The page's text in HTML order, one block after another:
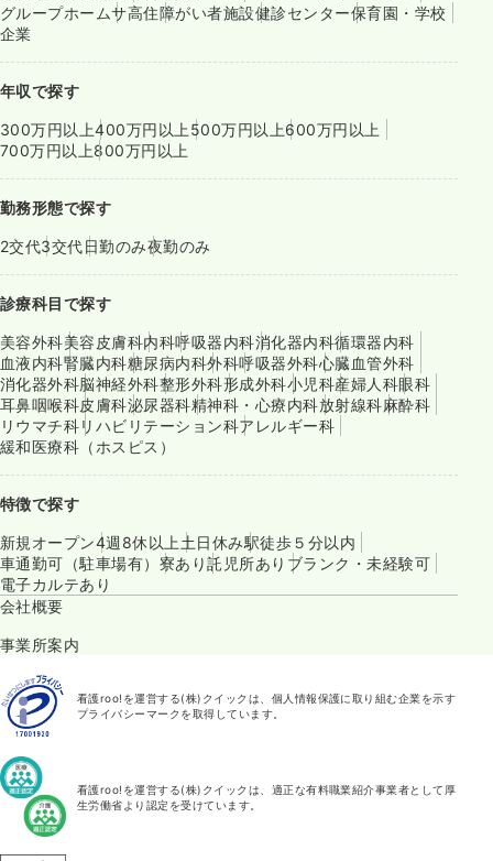
グループホームサ高住障がい者施設健診センター保育園・学校
企業
年収で探す
300万円以上400万円以上 500万円以上600万円以上
700万円以上800万円以上
勤務形態で探す
2交代3交代日勤のみ夜勤のみ
診療科目で探す
美容外科美容皮膚科内科呼吸器内科消化器内科循環器内科
血液内科腎臓内科糖尿病内科外科呼吸器外科心臓血管外科
消化器外科脳神経外科整形外科形成外科小児科産婦人科眼科
耳鼻咽喉科皮膚科泌尿器科精神科・心療内科放射線科麻酔科
リウマチ科リハビリテーション科アレルギー科
緩和医療科（ホスピス）
特徴で探す
新規オープン4週8休以上 土日休み駅徒歩５分以内
車通勤可（駐車場有） 寮あり託児所あり ブランク・未経験可
電子カルテあり
会社概要
事業所案内
看護roo!を運営する(株)クイックは、個人情報保護に取り組む企業を示す
プライバシーマークを取得しています。
看護roo!を運営する(株)クイックは、適正な有料職業紹介事業者として厚
生労働省より認定を受けています。